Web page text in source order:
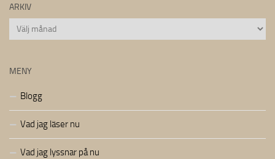
ARKIV
Arkiv
MENY
Blogg
Vad jag läser nu
Vad jag lyssnar på nu